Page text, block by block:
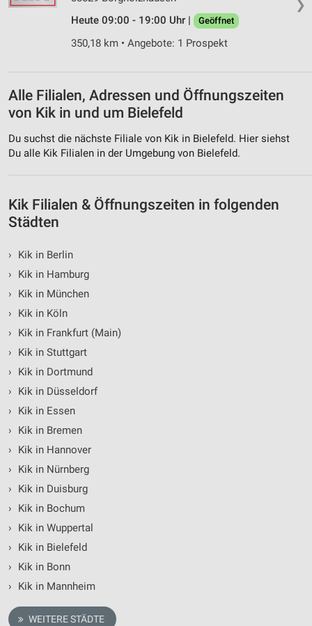
❯
Heute 09:00 - 19:00 Uhr |
Geöffnet
350,18 km • Angebote: 1 Prospekt
Alle Filialen, Adressen und Öffnungszeiten
von Kik in und um Bielefeld
Du suchst die nächste Filiale von Kik in Bielefeld. Hier siehst
Du alle Kik Filialen in der Umgebung von Bielefeld.
Kik Filialen & Öffnungszeiten in folgenden
Städten
›
Kik in Berlin
›
Kik in Hamburg
›
Kik in München
›
Kik in Köln
›
Kik in Frankfurt (Main)
›
Kik in Stuttgart
›
Kik in Dortmund
›
Kik in Düsseldorf
›
Kik in Essen
›
Kik in Bremen
›
Kik in Hannover
›
Kik in Nürnberg
›
Kik in Duisburg
›
Kik in Bochum
›
Kik in Wuppertal
›
Kik in Bielefeld
›
Kik in Bonn
›
Kik in Mannheim
WEITERE STÄDTE